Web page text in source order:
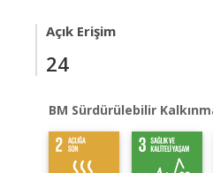
Açık Erişim
24
BM Sürdürülebilir